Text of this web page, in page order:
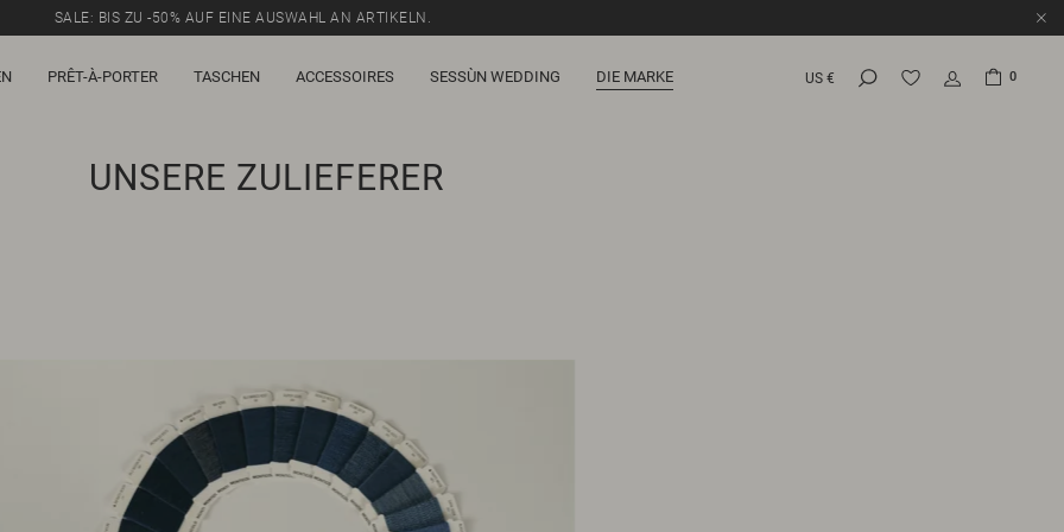
SALE: BIS ZU -50% AUF EINE AUSWAHL AN ARTIKELN.
PRÊT-À-PORTER TASCHEN ACCESSOIRES SESSÙN WEDDING DIE MARKE US € 0
UNSERE ZULIEFERER